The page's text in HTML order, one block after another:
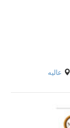
عاليه